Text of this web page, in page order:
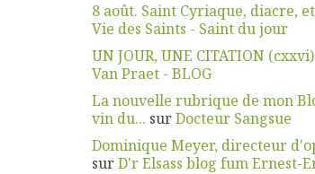
8 août. Saint Cyriaque, diacre, et
Vie des Saints - Saint du jour
UN JOUR, UNE CITATION (cxxvi)
Van Praet - BLOG
La nouvelle rubrique de mon
vin du... surDocteur Sangsue
Dominique Meyer, directeur
surD'r Elsass blog fum Ernest-